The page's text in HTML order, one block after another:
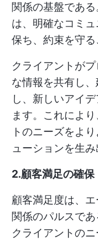
関係の基盤であ
は、明確なコミ
保ち、約束を守る
クライアントが
な情報を共有し
し、新しいアイ
ます。これによ
トのニーズをよ
ューションを生
2.顧客満足の確保
顧客満足度は、
関係のパルスで
クライアントの